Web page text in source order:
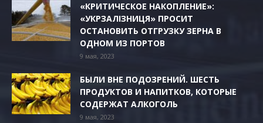
«КРИТИЧЕСКОЕ НАКОПЛЕНИЕ»:
«УКРЗАЛІЗНИЦЯ» ПРОСИТ
ОСТАНОВИТЬ ОТГРУЗКУ ЗЕРНА В
ОДНОМ ИЗ ПОРТОВ
9 мая, 2023
БЫЛИ ВНЕ ПОДОЗРЕНИЙ. ШЕСТЬ
ПРОДУКТОВ И НАПИТКОВ, КОТОРЫЕ
СОДЕРЖАТ АЛКОГОЛЬ
9 мая, 2023